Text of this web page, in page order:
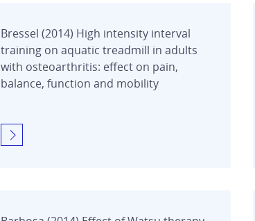
Bressel (2014) High intensity interval
training on aquatic treadmill in adults
with osteoarthritis: effect on pain,
balance, function and mobility